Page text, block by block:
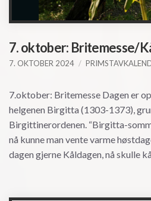
7. oktober: Britemesse/
7. OKTOBER 2024
7.oktober: Britemesse Dagen er
helgenen Birgitta (1303-1373),
Birgittinerordenen. “Birgitta-
nå kunne man vente varme
dagen gjerne Kåldagen, nå skulle